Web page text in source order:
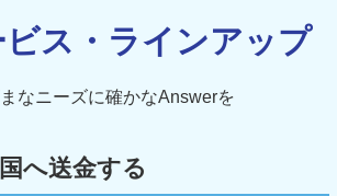
ビス・ラインアップ
なニーズに確かなAnswerを
へ送金する